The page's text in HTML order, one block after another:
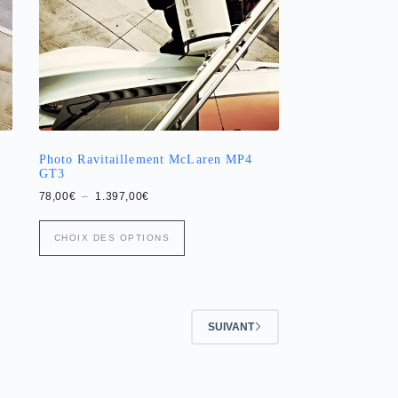
la
page
du
produit
Photo Ravitaillement McLaren MP4
GT3
78,00€ – 1.397,00€Plage
prix :
78,00€
à
1.397,00€
CHOIX DES OPTIONS
produit
a
SUIVANT